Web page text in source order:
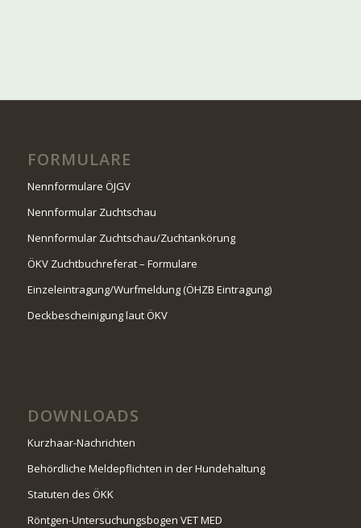
FORMULARE
Nennformulare ÖJGV
Nennformular Zuchtschau
Nennformular Zuchtschau/Zuchtankörung
ÖKV Zuchtbuchreferat – Formulare
Einzeleintragung/Wurfmeldung (ÖHZB Eintragung)
Deckbescheinigung laut ÖKV
DOWNLOADS
Kurzhaar-Nachrichten
Behördliche Meldepflichten in der Hundehaltung
Statuten des ÖKK
Röntgen-Untersuchungsbogen VET MED